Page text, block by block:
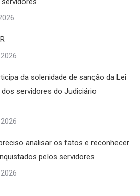
da solenidade de sanção da Lei
dos servidores do Judiciário
analisar os fatos e reconhecer
pelos servidores